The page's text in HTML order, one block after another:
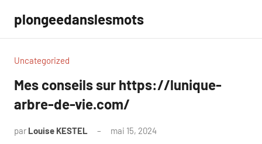
contenu
plongeedanslesmots
Uncategorized
Mes conseils sur https://lunique-
arbre-de-vie.com/
par Louise KESTEL mai 15, 2024